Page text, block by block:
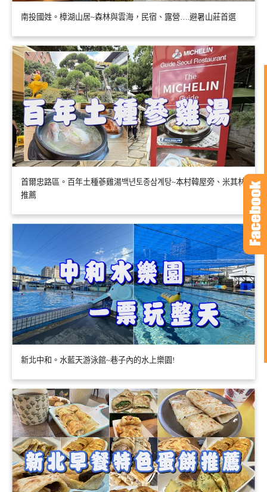
南投國姓。樟湖山居~森林與雲海，民宿、露營….避暑山莊首選
首爾忠路區。百年土種蔘雞湯백년토종삼계탕~本村韓屋旁、米其林
推薦
新北中和。水藍天游泳館~巷子內的水上樂園!